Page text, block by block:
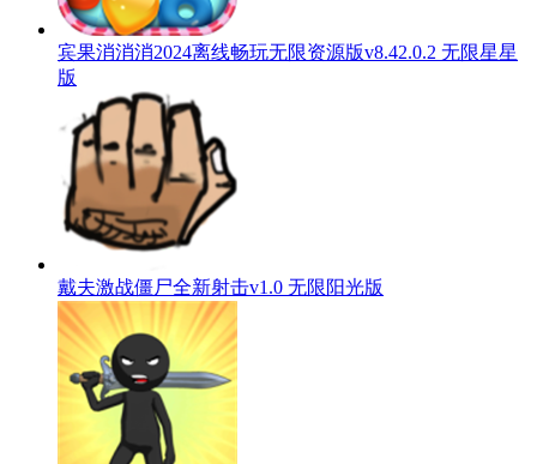
宾果消消消2024离线畅玩无限资源版v8.42.0.2 无限星星
版
戴夫激战僵尸全新射击v1.0 无限阳光版